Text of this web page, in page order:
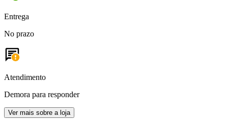
Entrega
No prazo
Atendimento
Demora para responder
Ver mais sobre a loja